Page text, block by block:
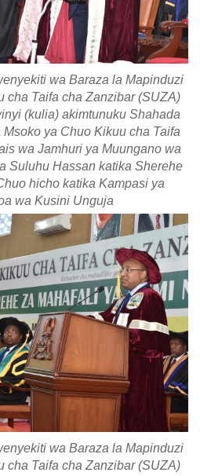
wa Baraza la Mapinduzi
cha Taifa cha Zanzibar (SUZA)
(kulia) akimtunuku Shahada
ya Chuo Kikuu cha Taifa
wa Jamhuri ya Muungano wa
Suluhu Hassan katika Sherehe
hicho katika Kampasi ya
wa Kusini Unguja
wa Baraza la Mapinduzi
cha Taifa cha Zanzibar (SUZA)